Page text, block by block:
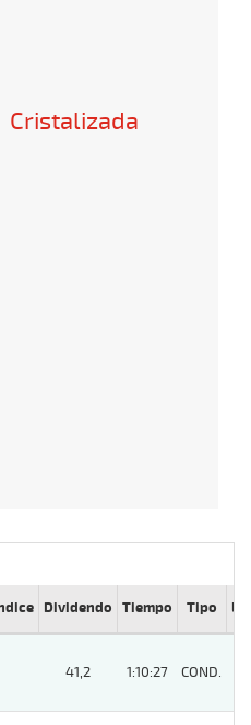
Cristalizada
Dividendo Tiempo Tipo Lº
41,2 1:10:27 COND.